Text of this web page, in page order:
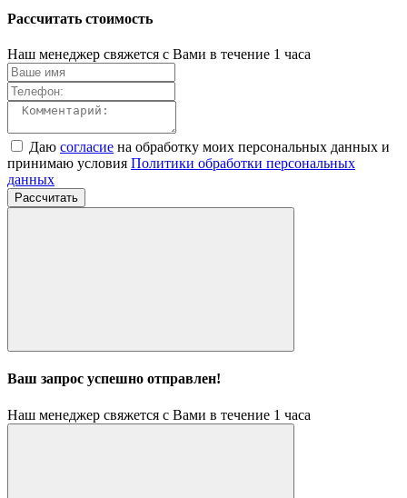
Рассчитать стоимость
Наш менеджер свяжется с Вами в течение 1 часа
Даю согласие на обработку моих персональных данных и
принимаю условия Политики обработки персональных
данных
Рассчитать
Ваш запрос успешно отправлен!
Наш менеджер свяжется с Вами в течение 1 часа